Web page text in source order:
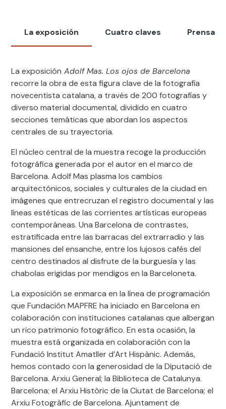
La exposición Cuatro claves Prensa
La exposición Adolf Mas. Los ojos de Barcelona
recorre la obra de esta figura clave de la fotografía
novecentista catalana, a través de 200 fotografías y
diverso material documental, dividido en cuatro
secciones temáticas que abordan los aspectos
centrales de su trayectoria.
El núcleo central de la muestra recoge la producción
fotográfica generada por el autor en el marco de
Barcelona. Adolf Mas plasma los cambios
arquitectónicos, sociales y culturales de la ciudad en
imágenes que entrecruzan el registro documental y las
líneas estéticas de las corrientes artísticas europeas
contemporáneas. Una Barcelona de contrastes,
estratificada entre las barracas del extrarradio y las
mansiones del ensanche, entre los lujosos cafés del
centro destinados al disfrute de la burguesía y las
chabolas erigidas por mendigos en la Barceloneta.
La exposición se enmarca en la línea de programación
que Fundación MAPFRE ha iniciado en Barcelona en
colaboración con instituciones catalanas que albergan
un rico patrimonio fotográfico. En esta ocasión, la
muestra está organizada en colaboración con la
Fundació Institut Amatller d’Art Hispànic. Además,
hemos contado con la generosidad de la Diputació de
Barcelona. Arxiu General; la Biblioteca de Catalunya.
Barcelona; el Arxiu Històric de la Ciutat de Barcelona; el
Arxiu Fotogràfic de Barcelona. Ajuntament de